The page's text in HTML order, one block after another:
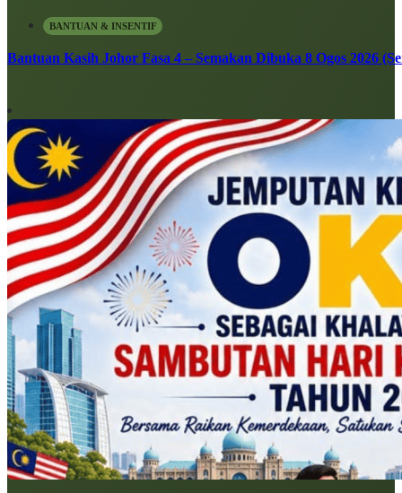
BANTUAN & INSENTIF
Bantuan Kasih Johor Fasa 4 – Semakan Dibuka 8 Ogos 2026